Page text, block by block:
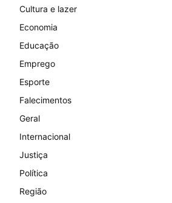
Cultura e lazer
Economia
Educação
Emprego
Esporte
Falecimentos
Geral
Internacional
Justiça
Política
Região